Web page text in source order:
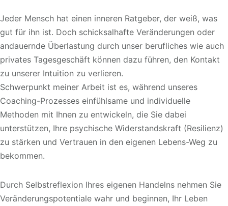
Jeder Mensch hat einen inneren Ratgeber, der weiß, was
gut für ihn ist. Doch schicksalhafte Veränderungen oder
andauernde Überlastung durch unser berufliches wie auch
privates Tagesgeschäft können dazu führen, den Kontakt
zu unserer Intuition zu verlieren.
Schwerpunkt meiner Arbeit ist es, während unseres
Coaching-Prozesses einfühlsame und individuelle
Methoden mit Ihnen zu entwickeln, die Sie dabei
unterstützen, Ihre psychische Widerstandskraft (Resilienz)
zu stärken und Vertrauen in den eigenen Lebens-Weg zu
bekommen.
Durch Selbstreflexion Ihres eigenen Handelns nehmen Sie
Veränderungspotentiale wahr und beginnen, Ihr Leben